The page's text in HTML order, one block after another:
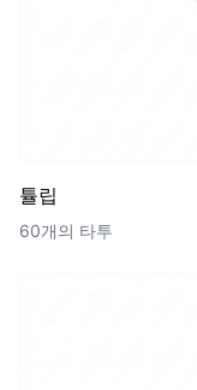
튤립
60개의 타투